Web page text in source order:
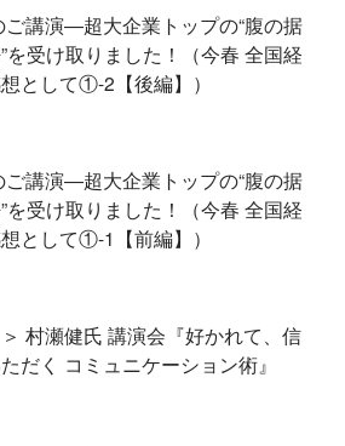
ご講演―超大企業トップの“腹の据
を受け取りました！（今春 全国経
として①-2【後編】）
ご講演―超大企業トップの“腹の据
を受け取りました！（今春 全国経
として①-1【前編】）
村瀬健氏 講演会『好かれて、信
だく コミュニケーション術』